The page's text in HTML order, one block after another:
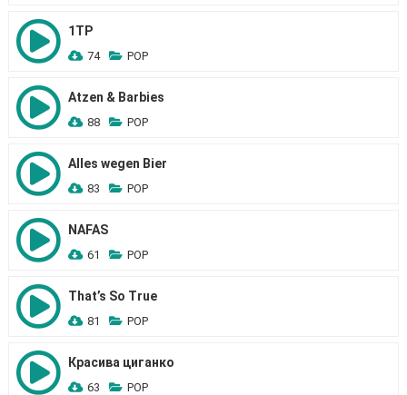
1TP
74 POP
Atzen & Barbies
88 POP
Alles wegen Bier
83 POP
NAFAS
61 POP
That’s So True
81 POP
Красива циганко
63 POP